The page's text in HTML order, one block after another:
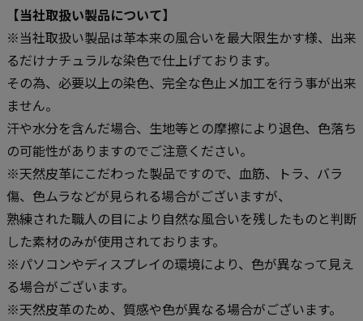
【当社取扱い製品について】
※当社取扱い製品は革本来の風合いを最大限生かす様、出来
るだけナチュラルな染色で仕上げております。
その為、必要以上の染色、完全な色止メ加工を行う事が出来
ません。
汗や水分を含んだ場合、生地等との摩擦により退色、色落ち
の可能性がありますのでご注意ください。
※天然皮革にこだわった製品ですので、血筋、トラ、バラ
傷、色ムラなどが見られる場合がございますが、
熟練された職人の目により自然な風合いを残したものと判断
した素材のみが使用されております。
※パソコンやディスプレイの環境により、色が異なって見え
る場合がございます。
※天然皮革のため、質感や色が異なる場合がございます。